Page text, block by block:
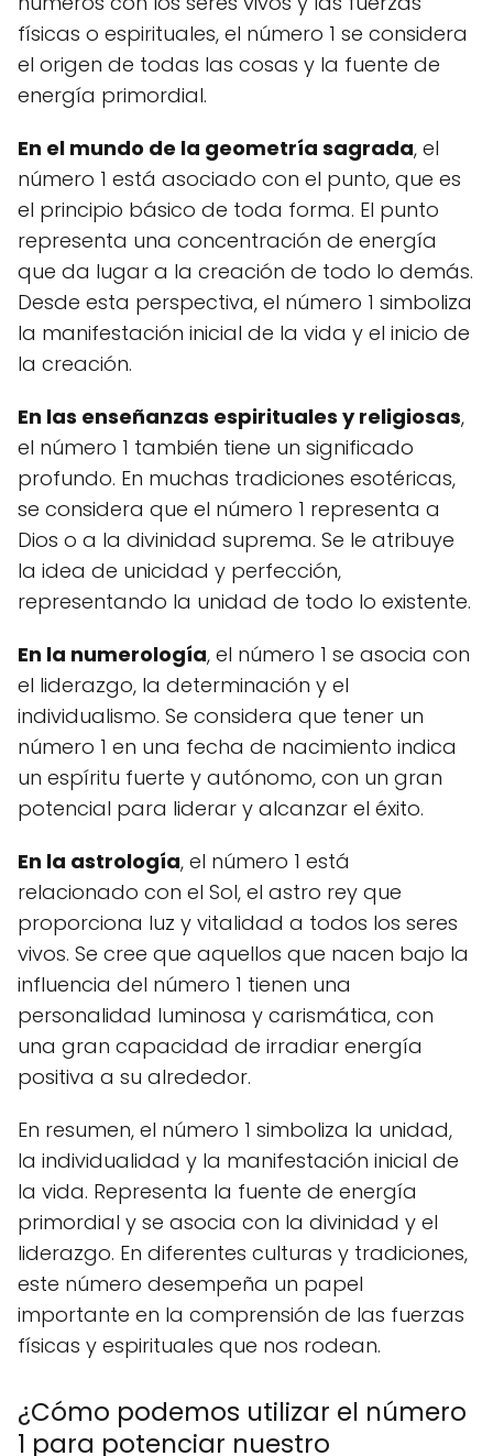
físicas o espirituales, el número 1 se considera
el origen de todas las cosas y la fuente de
energía primordial.
En el mundo de la geometría sagrada, el
número 1 está asociado con el punto, que es
el principio básico de toda forma. El punto
representa una concentración de energía
que da lugar a la creación de todo lo demás.
Desde esta perspectiva, el número 1 simboliza
la manifestación inicial de la vida y el inicio de
la creación.
En las enseñanzas espirituales y religiosas,
el número 1 también tiene un significado
profundo. En muchas tradiciones esotéricas,
se considera que el número 1 representa a
Dios o a la divinidad suprema. Se le atribuye
la idea de unicidad y perfección,
representando la unidad de todo lo existente.
En la numerología, el número 1 se asocia con
el liderazgo, la determinación y el
individualismo. Se considera que tener un
número 1 en una fecha de nacimiento indica
un espíritu fuerte y autónomo, con un gran
potencial para liderar y alcanzar el éxito.
En la astrología, el número 1 está
relacionado con el Sol, el astro rey que
proporciona luz y vitalidad a todos los seres
vivos. Se cree que aquellos que nacen bajo la
influencia del número 1 tienen una
personalidad luminosa y carismática, con
una gran capacidad de irradiar energía
positiva a su alrededor.
En resumen, el número 1 simboliza la unidad,
la individualidad y la manifestación inicial de
la vida. Representa la fuente de energía
primordial y se asocia con la divinidad y el
liderazgo. En diferentes culturas y tradiciones,
este número desempeña un papel
importante en la comprensión de las fuerzas
físicas y espirituales que nos rodean.
¿Cómo podemos utilizar el número
1 para potenciar nuestro